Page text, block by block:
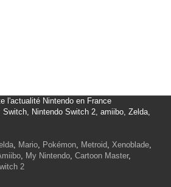
l'actualité Nintendo en France
Nintendo Switch 2, amiibo, Zelda,
, Mario, Pokémon, Metroid, Xenoblade,
, My Nintendo, Cartoon Master,
2